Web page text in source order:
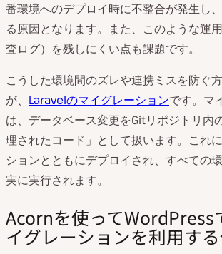
番環境へのデプロイ時に不整合が発生し
る原因となります。また、このような運
査ログ）を残しにくい点も課題です。
こうした環境間のズレや連携ミスを防ぐ
が、 Laravelのマイグレーションです。マ
は、データベース変更をGitリポジトリ内
理されたコード」として扱います。これ
ションとともにデプロイされ、すべての
実に実行されます。
Acornを使ってWordPress
イグレーションを利用す